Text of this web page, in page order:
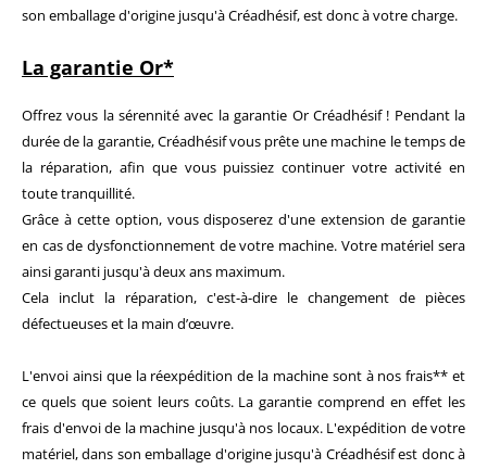
son emballage d'origine jusqu'à Créadhésif, est donc à votre charge.
La garantie Or*
Offrez vous la sérennité avec la garantie Or Créadhésif ! Pendant la
durée de la garantie, Créadhésif vous prête une machine le temps de
la réparation, afin que vous puissiez continuer votre activité en
toute tranquillité.
Grâce à cette option, vous disposerez d'une extension de garantie
en cas de dysfonctionnement de votre machine. Votre matériel sera
ainsi garanti jusqu'à deux ans maximum.
Cela inclut la réparation, c'est-à-dire le changement de pièces
défectueuses et la main d’œuvre.
L'envoi ainsi que la réexpédition de la machine sont à nos frais** et
ce quels que soient leurs coûts. La garantie comprend en effet les
frais d'envoi de la machine jusqu'à nos locaux. L'expédition de votre
matériel, dans son emballage d'origine jusqu'à Créadhésif est donc à